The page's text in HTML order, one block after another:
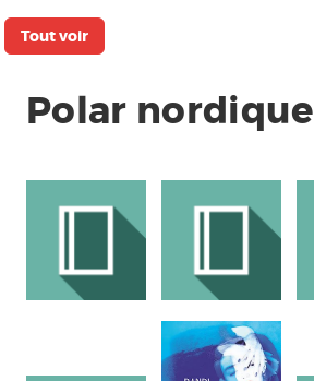
Tout voir
Polar nordique